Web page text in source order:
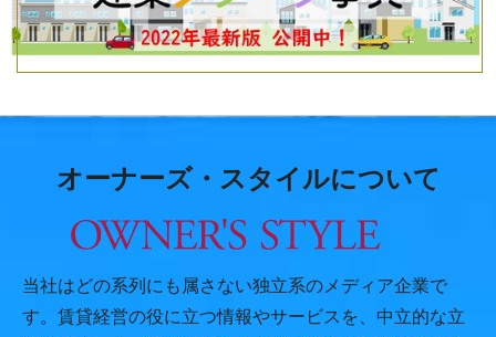
オーナーズ・スタイルについて
当社はどの系列にも属さない独立系のメディア企業で
す。賃貸経営の役に立つ情報やサービスを、中立的な立